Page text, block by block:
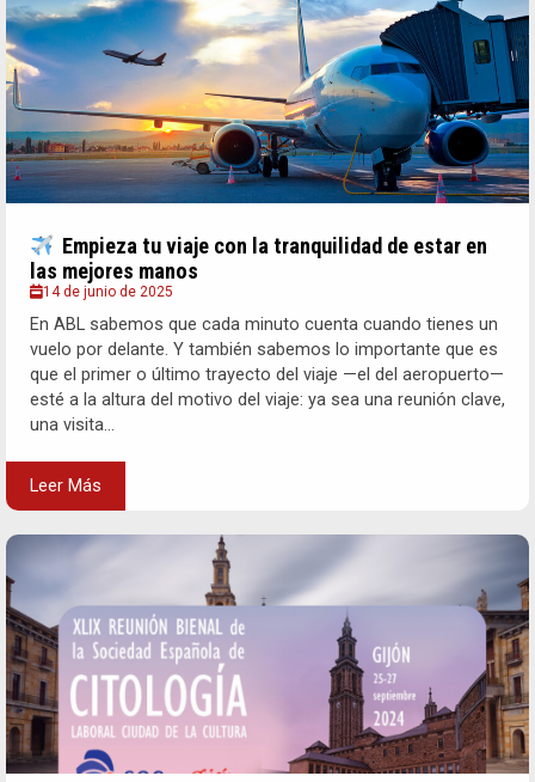
Empieza tu viaje con la tranquilidad de estar en
las mejores manos
14 de junio de 2025
En ABL sabemos que cada minuto cuenta cuando tienes un
vuelo por delante. Y también sabemos lo importante que es
que el primer o último trayecto del viaje —el del aeropuerto—
esté a la altura del motivo del viaje: ya sea una reunión clave,
una visita...
Leer Más